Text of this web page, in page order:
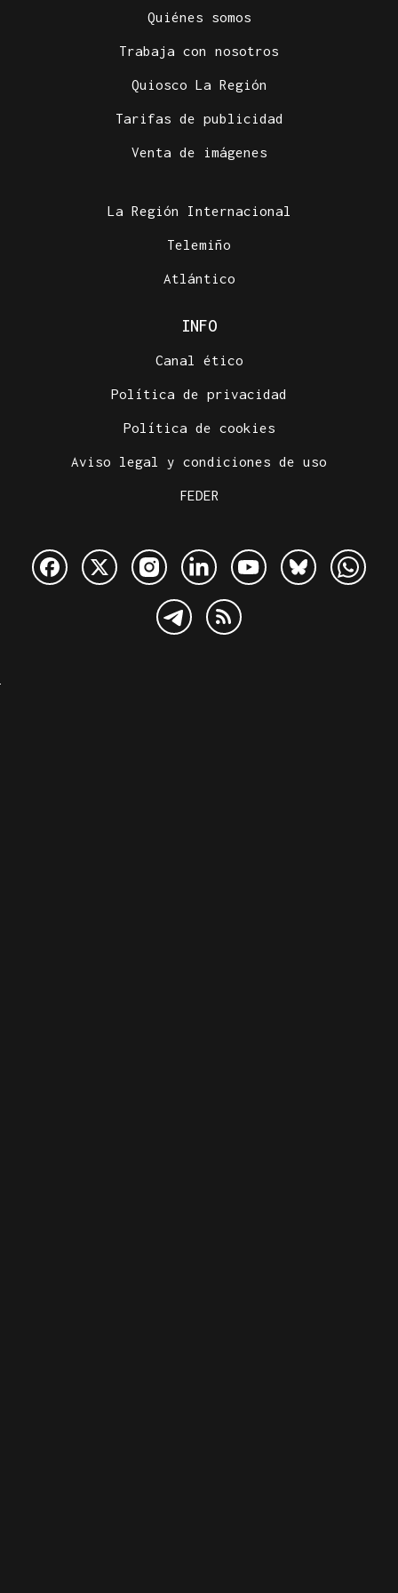
Quiénes somos
Trabaja con nosotros
Quiosco La Región
Tarifas de publicidad
Venta de imágenes
La Región Internacional
Telemiño
Atlántico
INFO
Canal ético
Política de privacidad
Política de cookies
Aviso legal y condiciones de uso
FEDER